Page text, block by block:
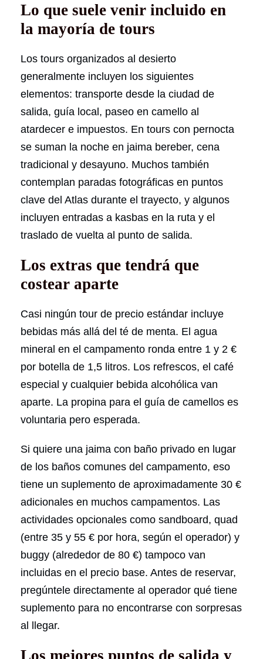
Lo que suele venir incluido en
la mayoría de tours
Los tours organizados al desierto
generalmente incluyen los siguientes
elementos: transporte desde la ciudad de
salida, guía local, paseo en camello al
atardecer e impuestos. En tours con pernocta
se suman la noche en jaima bereber, cena
tradicional y desayuno. Muchos también
contemplan paradas fotográficas en puntos
clave del Atlas durante el trayecto, y algunos
incluyen entradas a kasbas en la ruta y el
traslado de vuelta al punto de salida.
Los extras que tendrá que
costear aparte
Casi ningún tour de precio estándar incluye
bebidas más allá del té de menta. El agua
mineral en el campamento ronda entre 1 y 2 €
por botella de 1,5 litros. Los refrescos, el café
especial y cualquier bebida alcohólica van
aparte. La propina para el guía de camellos es
voluntaria pero esperada.
Si quiere una jaima con baño privado en lugar
de los baños comunes del campamento, eso
tiene un suplemento de aproximadamente 30 €
adicionales en muchos campamentos. Las
actividades opcionales como sandboard, quad
(entre 35 y 55 € por hora, según el operador) y
buggy (alrededor de 80 €) tampoco van
incluidas en el precio base. Antes de reservar,
pregúntele directamente al operador qué tiene
suplemento para no encontrarse con sorpresas
al llegar.
Los mejores puntos de salida y